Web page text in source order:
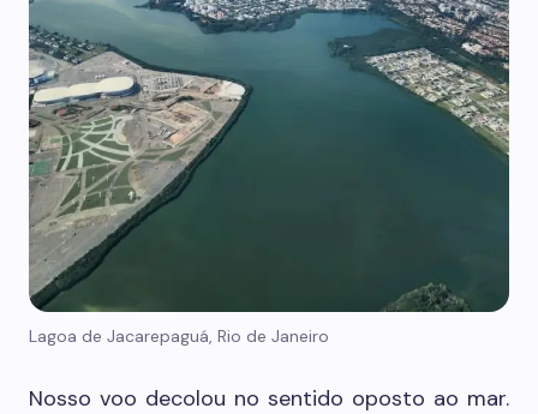
Lagoa de Jacarepaguá, Rio de Janeiro
Nosso voo decolou no sentido oposto ao mar.